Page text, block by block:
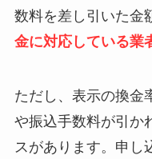
数料を差し引いた金
金に対応している業
ただし、表示の換金
や振込手数料が引か
スがあります。申し